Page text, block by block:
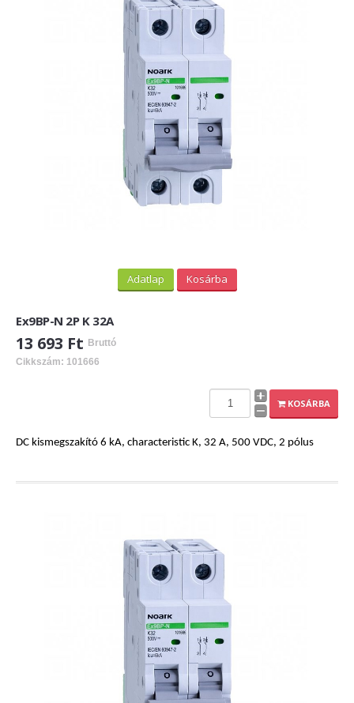
Adatlap Kosárba
Ex9BP-N 2P K 32A
13 693 Ft Bruttó
Cikkszám: 101666
KOSÁRBA
DC kismegszakító 6 kA, characteristic K, 32 A, 500 VDC, 2 pólus